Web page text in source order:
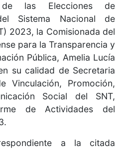
las Elecciones de
Sistema Nacional de
2023, la Comisionada del
para la Transparencia y
Pública, Amelia Lucía
su calidad de Secretaria
Vinculación, Promoción,
Social del SNT,
de Actividades del
a la citada